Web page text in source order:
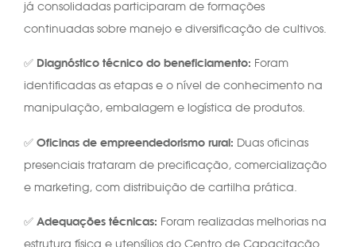
já consolidadas participaram de formações
continuadas sobre manejo e diversificação de cultivos.
✅ Diagnóstico técnico do beneficiamento: Foram
identificadas as etapas e o nível de conhecimento na
manipulação, embalagem e logística de produtos.
✅ Oficinas de empreendedorismo rural: Duas oficinas
presenciais trataram de precificação, comercialização
e marketing, com distribuição de cartilha prática.
✅ Adequações técnicas: Foram realizadas melhorias na
estrutura física e utensílios do Centro de Capacitação